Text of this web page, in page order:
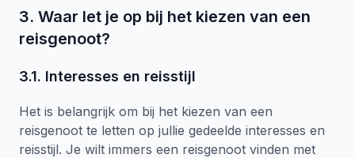
3. Waar let je op bij het kiezen van een
reisgenoot?
3.1. Interesses en reisstijl
Het is belangrijk om bij het kiezen van een
reisgenoot te letten op jullie gedeelde interesses en
reisstijl. Je wilt immers een reisgenoot vinden met